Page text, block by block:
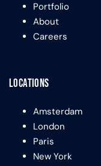
Portfolio
About
Careers
Locations
Amsterdam
London
Paris
New York